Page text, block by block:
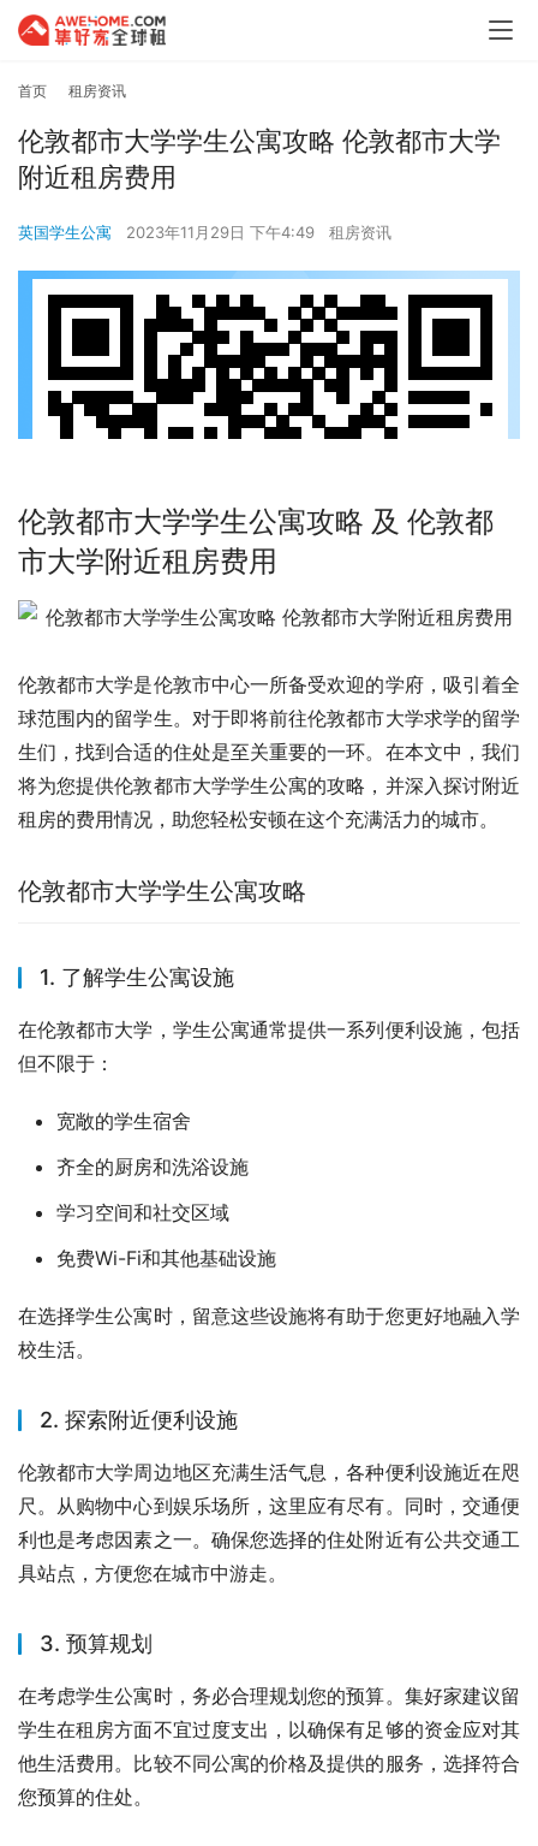
首页 租房资讯
伦敦都市大学学生公寓攻略 伦敦都市大学
附近租房费用
英国学生公寓 2023年11月29日 下午4:49 租房资讯
伦敦都市大学学生公寓攻略 及 伦敦都
市大学附近租房费用
伦敦都市大学是伦敦市中心一所备受欢迎的学府，吸引着全
球范围内的留学生。对于即将前往伦敦都市大学求学的留学
生们，找到合适的住处是至关重要的一环。在本文中，我们
将为您提供伦敦都市大学学生公寓的攻略，并深入探讨附近
租房的费用情况，助您轻松安顿在这个充满活力的城市。
伦敦都市大学学生公寓攻略
1. 了解学生公寓设施
在伦敦都市大学，学生公寓通常提供一系列便利设施，包括
但不限于：
宽敞的学生宿舍
齐全的厨房和洗浴设施
学习空间和社交区域
免费Wi-Fi和其他基础设施
在选择学生公寓时，留意这些设施将有助于您更好地融入学
校生活。
2. 探索附近便利设施
伦敦都市大学周边地区充满生活气息，各种便利设施近在咫
尺。从购物中心到娱乐场所，这里应有尽有。同时，交通便
利也是考虑因素之一。确保您选择的住处附近有公共交通工
具站点，方便您在城市中游走。
3. 预算规划
在考虑学生公寓时，务必合理规划您的预算。集好家建议留
学生在租房方面不宜过度支出，以确保有足够的资金应对其
他生活费用。比较不同公寓的价格及提供的服务，选择符合
您预算的住处。